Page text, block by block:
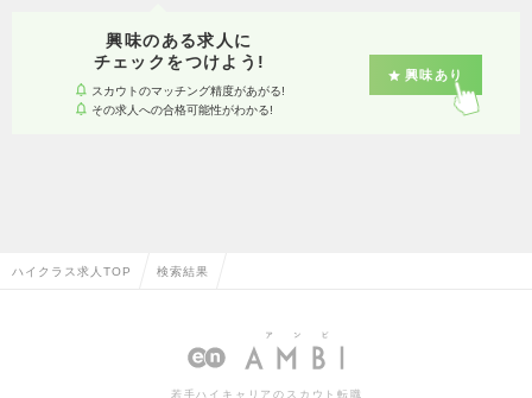
興味のある求人に
チェックをつけよう!
スカウトのマッチング精度があがる!
その求人への合格可能性がわかる!
興味あり
ハイクラス求人TOP 検索結果
若手ハイキャリアのスカウト転職